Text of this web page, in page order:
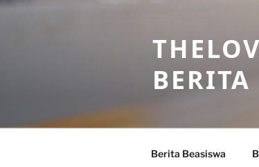
Skip
Berita Beasiswa